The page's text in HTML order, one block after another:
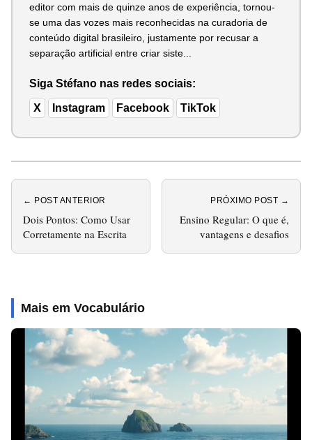
editor com mais de quinze anos de experiência, tornou-
se uma das vozes mais reconhecidas na curadoria de
conteúdo digital brasileiro, justamente por recusar a
separação artificial entre criar siste...
Siga Stéfano nas redes sociais:
X Instagram Facebook TikTok
← POST ANTERIOR
Dois Pontos: Como Usar
Corretamente na Escrita
PRÓXIMO POST →
Ensino Regular: O que é,
vantagens e desafios
Mais em Vocabulário